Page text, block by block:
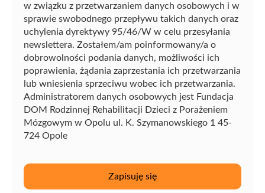
w związku z przetwarzaniem danych osobowych i w
sprawie swobodnego przepływu takich danych oraz
uchylenia dyrektywy 95/46/W w celu przesyłania
newslettera. Zostałem/am poinformowany/a o
dobrowolności podania danych, możliwości ich
poprawienia, żądania zaprzestania ich przetwarzania
lub wniesienia sprzeciwu wobec ich przetwarzania.
Administratorem danych osobowych jest Fundacja
DOM Rodzinnej Rehabilitacji Dzieci z Porażeniem
Mózgowym w Opolu ul. K. Szymanowskiego 1 45-
724 Opole